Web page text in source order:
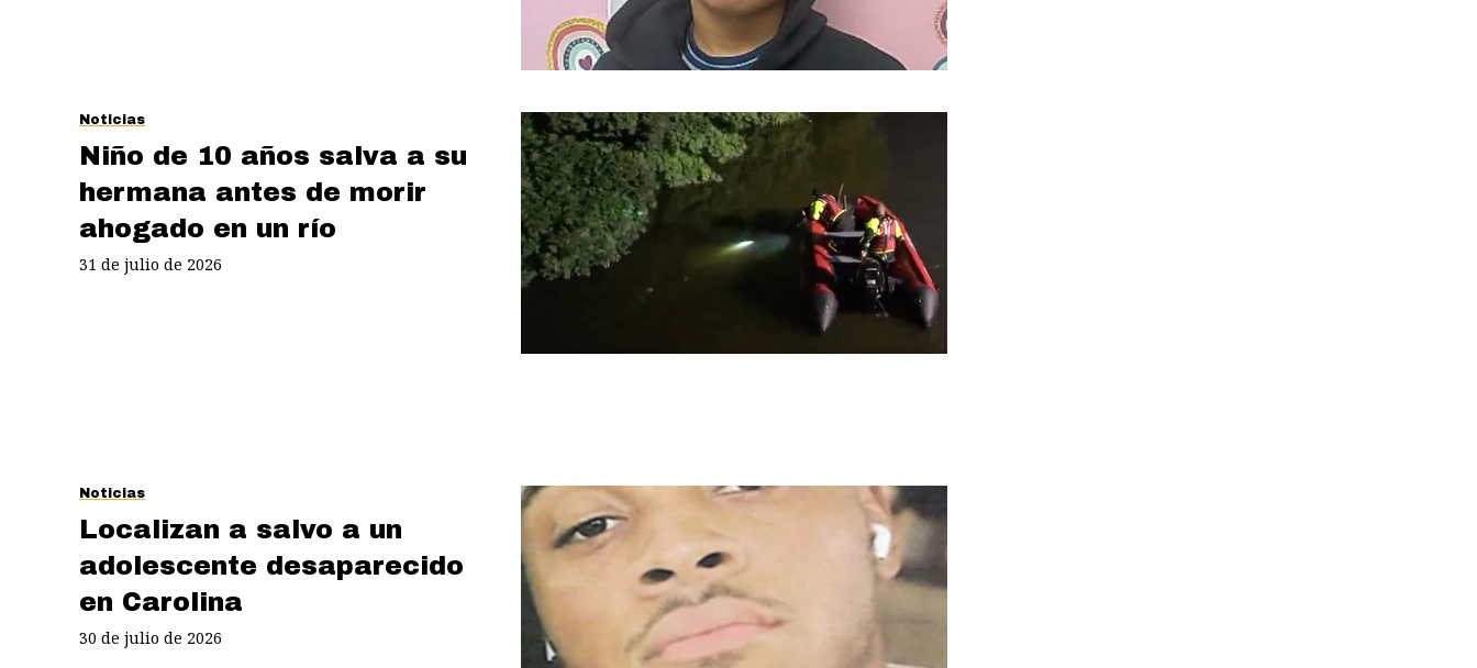
Noticias
Niño de 10 años salva a su
hermana antes de morir
ahogado en un río
31 de julio de 2026
Noticias
Localizan a salvo a un
adolescente desaparecido
en Carolina
30 de julio de 2026